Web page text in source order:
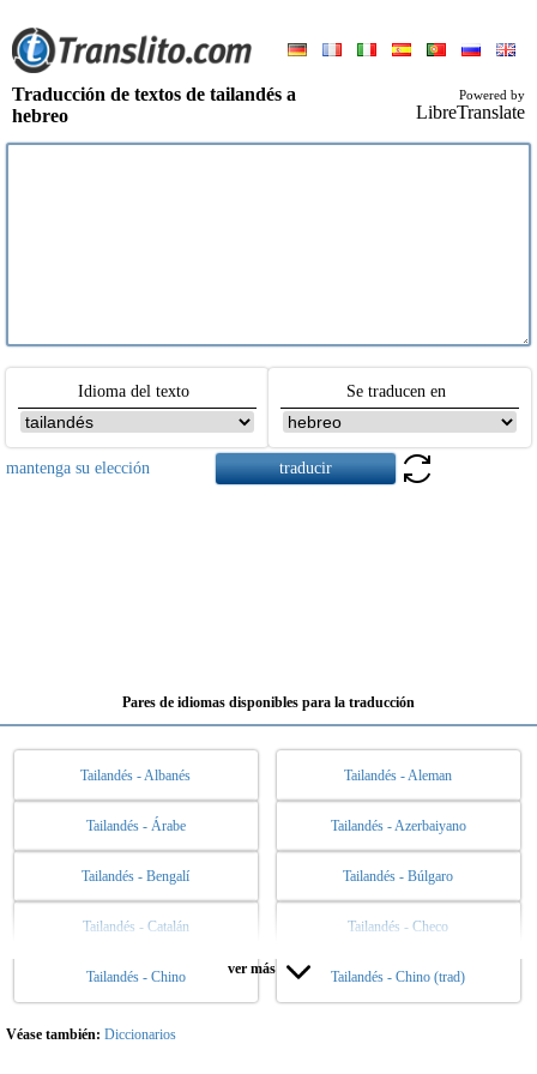
Traducción de textos de tailandés a
hebreo
Powered by
LibreTranslate
Idioma del texto Se traducen en
mantenga su elección
Pares de idiomas disponibles para la traducción
Tailandés - Albanés Tailandés - Aleman
Tailandés - Árabe Tailandés - Azerbaiyano
Tailandés - Bengalí Tailandés - Búlgaro
Tailandés - Catalán Tailandés - Checo
Tailandés - Chino Tailandés - Chino (trad)
Tailandés - Danés Tailandés - Eslovaco
Tailandés - Esloveno
ver más
Véase también: Diccionarios